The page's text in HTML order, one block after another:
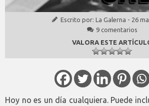
Escrito por: La Galerna - 26
9 comentarios
VALORA ESTE
Hoy no es un día cualquiera. Puede